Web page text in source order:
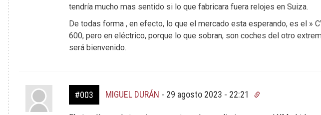
tendría mucho mas sentido si lo que fabricara fuera relojes en Suiza.
De todas forma , en efecto, lo que el mercado esta esperando, es el »
600, pero en eléctrico, porque lo que sobran, son coches del otro
será bienvenido.
#003 MIGUEL DURÁN - 29 agosto 2023 - 22:21